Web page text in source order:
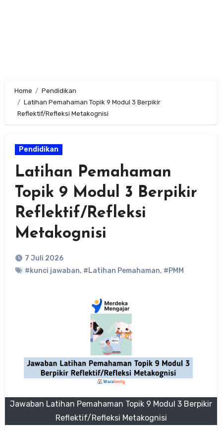
Home
Pendidikan
Latihan Pemahaman Topik 9 Modul 3 Berpikir
Reflektif/Refleksi Metakognisi
Pendidikan
Latihan Pemahaman
Topik 9 Modul 3 Berpikir
Reflektif/Refleksi
Metakognisi
7 Juli 2026
#kunci jawaban, #Latihan Pemahaman, #PMM
Jawaban Latihan Pemahaman Topik 9 Modul 3 Berpikir
Reflektif/Refleksi Metakognisi